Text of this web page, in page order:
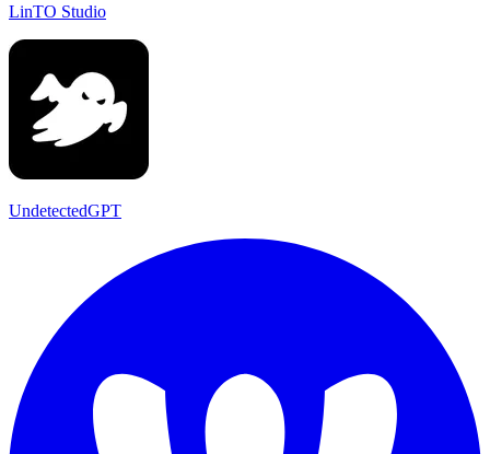
LinTO Studio
UndetectedGPT